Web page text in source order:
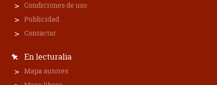
Condiciones de uso
Publicidad
Contactar
En lecturalia
Mapa autores